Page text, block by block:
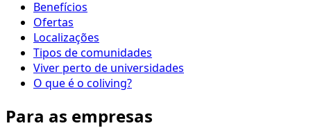
Benefícios
Ofertas
Localizações
Tipos de comunidades
Viver perto de universidades
O que é o coliving?
Para as empresas